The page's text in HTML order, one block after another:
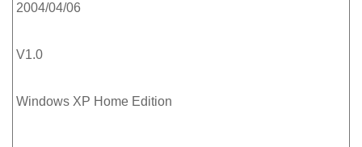
2004/04/06
V1.0
Windows XP Home Edition